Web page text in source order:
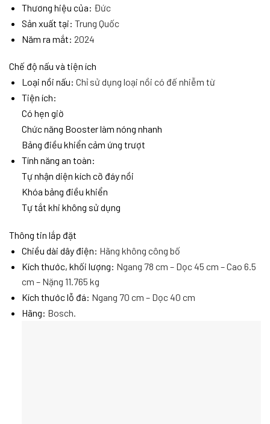
Thương hiệu của: Đức
Sản xuất tại: Trung Quốc
Năm ra mắt: 2024
Chế độ nấu và tiện ích
Loại nồi nấu: Chỉ sử dụng loại nồi có đế nhiễm từ
Tiện ích:
Có hẹn giờ
Chức năng Booster làm nóng nhanh
Bảng điều khiển cảm ứng trượt
Tính năng an toàn:
Tự nhận diện kích cỡ đáy nồi
Khóa bảng điều khiển
Tự tắt khi không sử dụng
Thông tin lắp đặt
Chiều dài dây điện: Hãng không công bố
Kích thước, khối lượng: Ngang 78 cm – Dọc 45 cm – Cao 6.5
cm – Nặng 11.765 kg
Kích thước lỗ đá: Ngang 70 cm – Dọc 40 cm
Hãng: Bosch.